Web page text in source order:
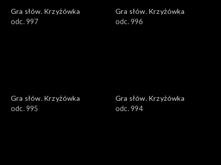
Gra słów. Krzyżówka
odc. 997
Gra słów. Krzyżówka
odc. 996
Gra słów. Krzyżówka
odc. 995
Gra słów. Krzyżówka
odc. 994